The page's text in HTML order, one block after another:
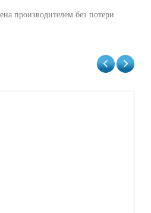
производителем без потери